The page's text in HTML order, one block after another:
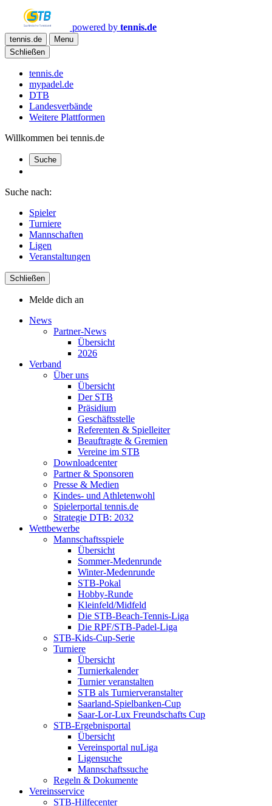
powered by tennis.de
tennis.de
Menu
Schließen
tennis.de
mypadel.de
DTB
Landesverbände
Weitere Plattformen
Willkommen bei tennis.de
Suche
Suche nach:
Spieler
Turniere
Mannschaften
Ligen
Veranstaltungen
Schließen
Melde dich an
News
Partner-News
Übersicht
2026
Verband
Über uns
Übersicht
Der STB
Präsidium
Geschäftsstelle
Referenten & Spielleiter
Beauftragte & Gremien
Vereine im STB
Downloadcenter
Partner & Sponsoren
Presse & Medien
Kindes- und Athletenwohl
Spielerportal tennis.de
Strategie DTB: 2032
Wettbewerbe
Mannschaftsspiele
Übersicht
Sommer-Medenrunde
Winter-Medenrunde
STB-Pokal
Hobby-Runde
Kleinfeld/Midfeld
Die STB-Beach-Tennis-Liga
Die RPF/STB-Padel-Liga
STB-Kids-Cup-Serie
Turniere
Übersicht
Turnierkalender
Turnier veranstalten
STB als Turnierveranstalter
Saarland-Spielbanken-Cup
Saar-Lor-Lux Freundschafts Cup
STB-Ergebnisportal
Übersicht
Vereinsportal nuLiga
Ligensuche
Mannschaftssuche
Regeln & Dokumente
Vereinsservice
STB-Hilfecenter